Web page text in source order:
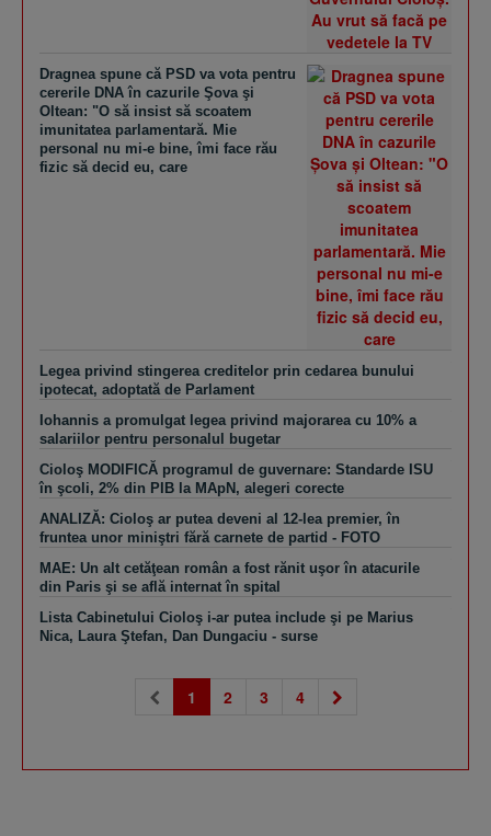
Dragnea spune că PSD va vota pentru
cererile DNA în cazurile Şova şi
Oltean: "O să insist să scoatem
imunitatea parlamentară. Mie
personal nu mi-e bine, îmi face rău
fizic să decid eu, care
Legea privind stingerea creditelor prin cedarea bunului
ipotecat, adoptată de Parlament
Iohannis a promulgat legea privind majorarea cu 10% a
salariilor pentru personalul bugetar
Cioloş MODIFICĂ programul de guvernare: Standarde ISU
în şcoli, 2% din PIB la MApN, alegeri corecte
ANALIZĂ: Cioloş ar putea deveni al 12-lea premier, în
fruntea unor miniştri fără carnete de partid - FOTO
MAE: Un alt cetăţean român a fost rănit uşor în atacurile
din Paris şi se află internat în spital
Lista Cabinetului Cioloş i-ar putea include şi pe Marius
Nica, Laura Ştefan, Dan Dungaciu - surse
1 (current)
2 3 4